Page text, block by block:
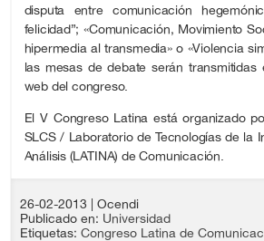
disputa entre comunicación
felicidad”; «Comunicación, Movimiento
hipermedia al transmedia» o «Violencia
las mesas de debate serán
web del congreso.
El V Congreso Latina está organizado
SLCS / Laboratorio de Tecnologías de la
Análisis (LATINA) de Comunicación.
26-02-2013
| Ocendi
Publicado en: Universidad
Etiquetas: Congreso Latina de